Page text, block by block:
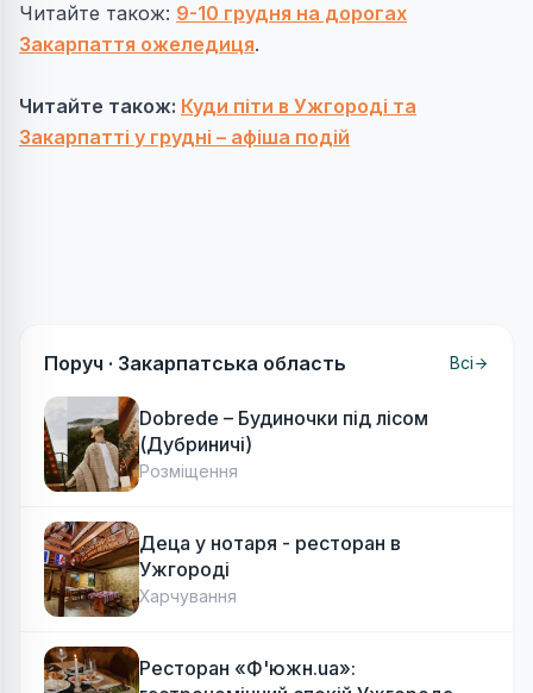
Читайте також: 9-10 грудня на дорогах
Закарпаття ожеледиця.
Читайте також: Куди піти в Ужгороді та
Закарпатті у грудні – афіша подій
Поруч · Закарпатська область Всі
Dobrede – Будиночки під лісом
(Дубриничі)
Розміщення
Деца у нотаря - ресторан в
Ужгороді
Харчування
Ресторан «Ф'южн.ua»: